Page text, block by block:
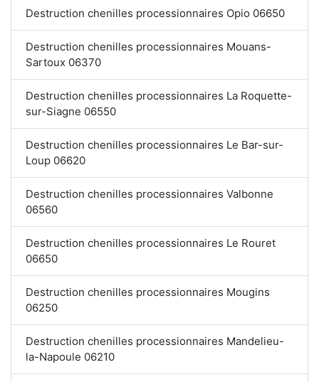
Destruction chenilles processionnaires Opio 06650
Destruction chenilles processionnaires Mouans-
Sartoux 06370
Destruction chenilles processionnaires La Roquette-
sur-Siagne 06550
Destruction chenilles processionnaires Le Bar-sur-
Loup 06620
Destruction chenilles processionnaires Valbonne
06560
Destruction chenilles processionnaires Le Rouret
06650
Destruction chenilles processionnaires Mougins
06250
Destruction chenilles processionnaires Mandelieu-
la-Napoule 06210